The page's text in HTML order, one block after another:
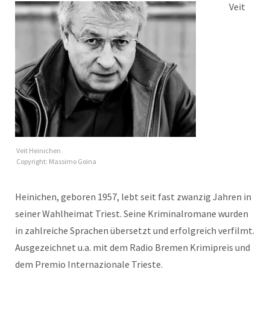
Veit Heinichen
Copyright: Massimo Goina
Veit
Heinichen, geboren 1957, lebt seit fast zwanzig Jahren in
seiner Wahlheimat Triest. Seine Kriminalromane wurden
in zahlreiche Sprachen übersetzt und erfolgreich verfilmt.
Ausgezeichnet u.a. mit dem Radio Bremen Krimipreis und
dem Premio Internazionale Trieste.